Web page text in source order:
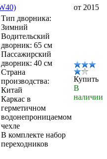
от 2015
Тип дворника:
Зимний
Водительский
дворник: 65 см
Пассажирский
дворник: 40 см
Страна
производства:
Китай
Каркас в
герметичном
водонепроницаемом
чехле
В комплекте набор
переходников
Купить
В
наличии